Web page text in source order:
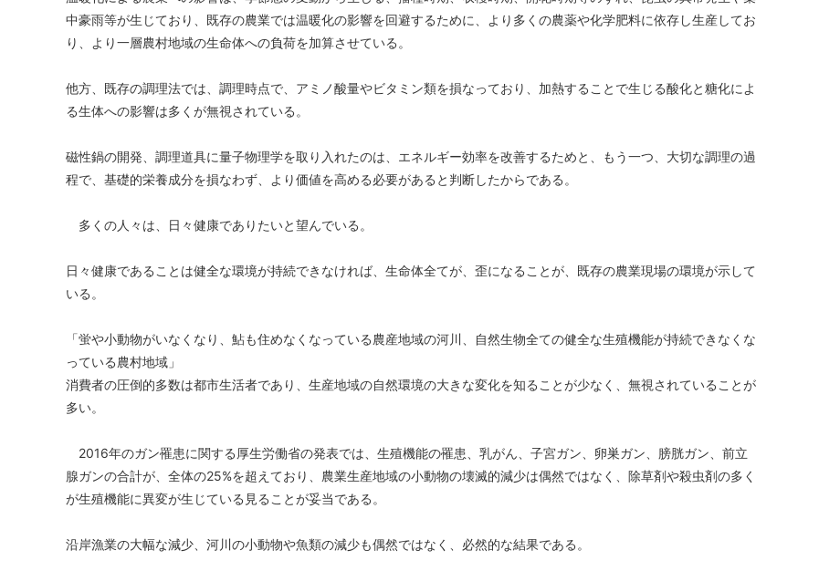
中豪雨等が生じており、既存の農業では温暖化の影響を回避するために、より多くの農薬や化学肥料に依存し生産してお
り、より一層農村地域の生命体への負荷を加算させている。
他方、既存の調理法では、調理時点で、アミノ酸量やビタミン類を損なっており、加熱することで生じる酸化と糖化によ
る生体への影響は多くが無視されている。
磁性鍋の開発、調理道具に量子物理学を取り入れたのは、エネルギー効率を改善するためと、もう一つ、大切な調理の過
程で、基礎的栄養成分を損なわず、より価値を高める必要があると判断したからである。
多くの人々は、日々健康でありたいと望んでいる。
日々健康であることは健全な環境が持続できなければ、生命体全てが、歪になることが、既存の農業現場の環境が示して
いる。
「蛍や小動物がいなくなり、鮎も住めなくなっている農産地域の河川、自然生物全ての健全な生殖機能が持続できなくな
っている農村地域」
消費者の圧倒的多数は都市生活者であり、生産地域の自然環境の大きな変化を知ることが少なく、無視されていることが
多い。
2016年のガン罹患に関する厚生労働省の発表では、生殖機能の罹患、乳がん、子宮ガン、卵巣ガン、膀胱ガン、前立
腺ガンの合計が、全体の25%を超えており、農業生産地域の小動物の壊滅的減少は偶然ではなく、除草剤や殺虫剤の多く
が生殖機能に異変が生じている見ることが妥当である。
沿岸漁業の大幅な減少、河川の小動物や魚類の減少も偶然ではなく、必然的な結果である。